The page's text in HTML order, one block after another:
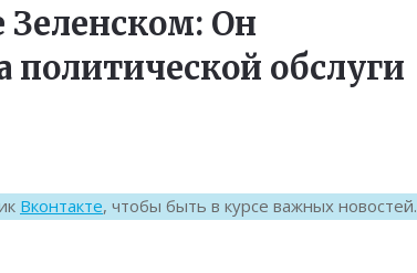
Зеленском: Он
политической обслуги
Вконтакте, чтобы быть в курсе важных новостей.